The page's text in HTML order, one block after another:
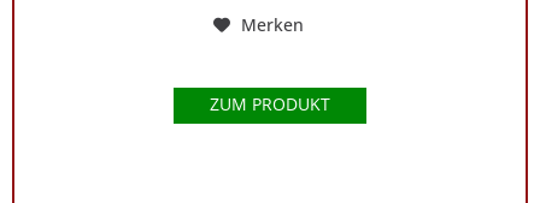
Merken
ZUM PRODUKT